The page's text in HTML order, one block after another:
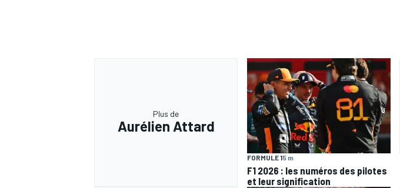
Plus de
Aurélien Attard
FORMULE 15 m
F1 2026 : les numéros des pilotes
et leur signification